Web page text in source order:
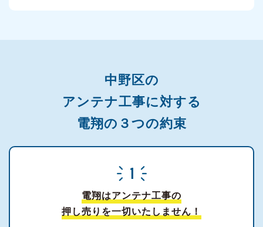
中野区の
アンテナ工事に対する
電翔の３つの約束
電翔はアンテナ工事の
押し売りを一切いたしません！